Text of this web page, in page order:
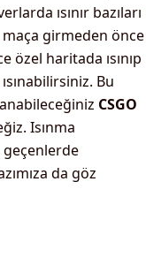
ısınır bazıları
maça girmeden önce
özel haritada ısınıp
Bu
CSGO
Isınma
geçenlerde
da göz